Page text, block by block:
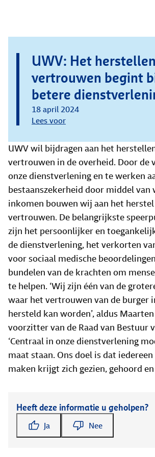
UWV: Het
vertrouwen begint
betere
18 april 2024
Lees voor
UWV wil bijdragen aan het
vertrouwen in de overheid. Door de
onze dienstverlening en te werken
bestaanszekerheid door middel van
inkomen bouwen wij aan het herstel
vertrouwen. De belangrijkste
zijn het persoonlijker en
de dienstverlening, het verkorten
voor sociaal medische
bundelen van de krachten om
te helpen. ‘Wij zijn één van de
waar het vertrouwen van de burger
hersteld kan worden’, aldus
voorzitter van de Raad van Bestuur
‘Centraal in onze dienstverlening
maat staan. Ons doel is dat
maken krijgt zich gezien, gehoord
Heeft deze informatie u geholpen?
Ja Nee